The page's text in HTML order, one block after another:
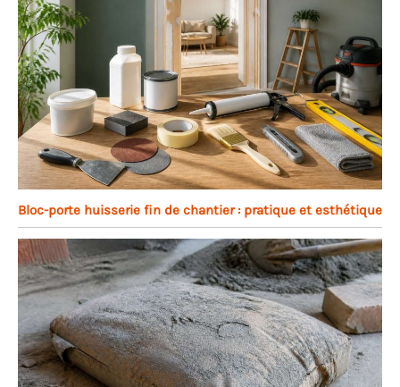
Bloc-porte huisserie fin de chantier : pratique et esthétique